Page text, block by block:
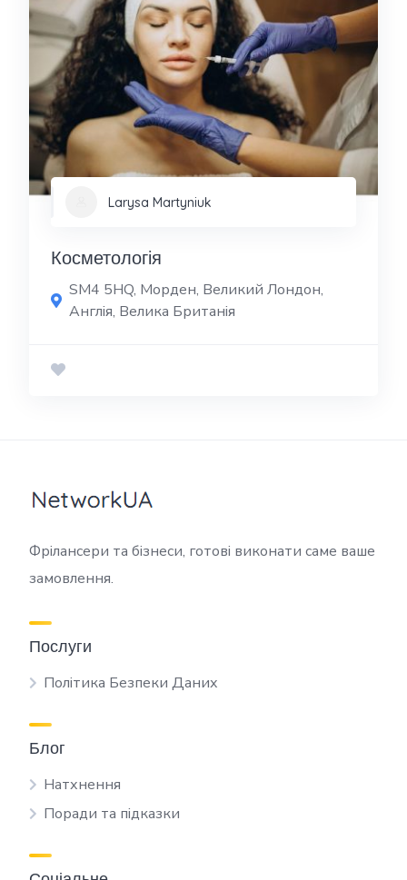
Larysa Martyniuk
Косметологія
SM4 5HQ, Морден, Великий Лондон,
Англія, Велика Британія
Фрілансери та бізнеси, готові виконати саме ваше
замовлення.
Послуги
Політика Безпеки Даних
Блог
Натхнення
Поради та підказки